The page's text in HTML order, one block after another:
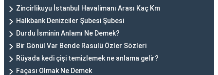
Zincirlikuyu İstanbul Havalimanı Arası Kaç Km
Halkbank Denizciler Şubesi Şubesi
Durdu İsminin Anlamı Ne Demek?
Bir Gönül Var Bende Rasulü Özler Sözleri
Rüyada kedi çişi temizlemek ne anlama gelir?
Façası Olmak Ne Demek